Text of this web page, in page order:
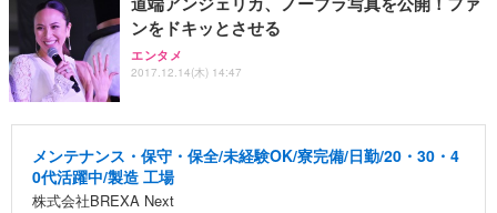
ンをドキッとさせる
エンタメ
2017.12.14(木) 14:47
メンテナンス・保守・保全/未経験OK/寮完備/日勤/20・30・4
0代活躍中/製造 工場
株式会社BREXA Next